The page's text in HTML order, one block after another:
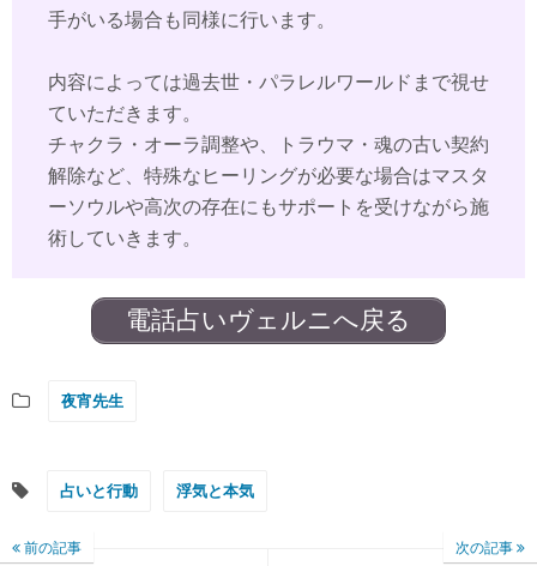
手がいる場合も同様に行います。
内容によっては過去世・パラレルワールドまで視せ
ていただきます。
チャクラ・オーラ調整や、トラウマ・魂の古い契約
解除など、特殊なヒーリングが必要な場合はマスタ
ーソウルや高次の存在にもサポートを受けながら施
術していきます。
電話占いヴェルニへ戻る
夜宵先生
占いと行動 浮気と本気
前の記事 次の記事